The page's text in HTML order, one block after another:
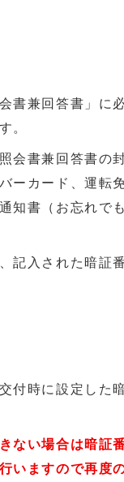
書兼回答書」に
。
会書兼回答書の
ーカード、運転免
知書（お忘れで
記入された暗証
付時に設定した
ない場合は暗証
いますので再度